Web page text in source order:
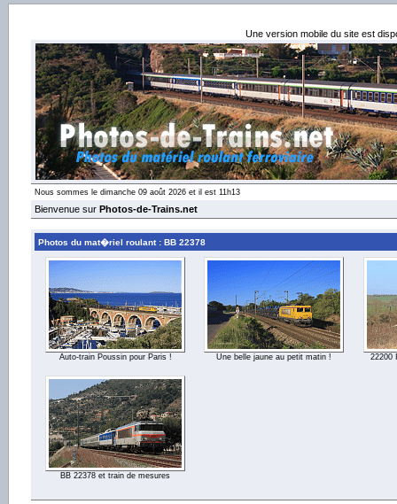
Une version mobile du site est
Nous sommes le dimanche 09 août 2026 et il est 11h13
Bienvenue sur Photos-de-Trains.net
Photos du mat�riel roulant : BB 22378
Auto-train Poussin pour Paris ! Une belle jaune au petit matin ! 22200
BB 22378 et train de mesures